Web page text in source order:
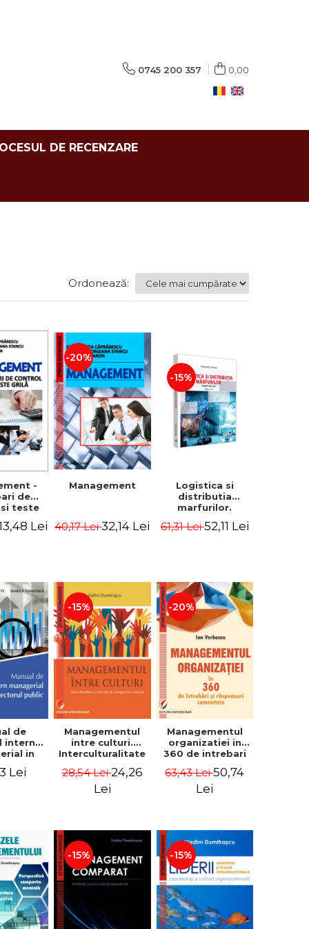
0745 200 357 0,00
DE RECENZARE
Ordonează:
-
de
teste
Lei
-20%
Management
40,17 Lei32,14 Lei
-15%
Logistica si
distributia
marfurilor.
Editia a VI-a -
61,31 Lei52,11 Lei
de
intern
in
public -
Lei
-15%
Managementul
intre culturi.
Interculturalitate
management
comparat -
28,54 Lei24,26
Lei
-20%
Managementul
organizatiei in
360 de intrebari
comentate - Ion
Verboncu
63,43 Lei50,74
Lei
-15% -15%